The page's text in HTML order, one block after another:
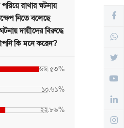
রাখার ঘটনায়
নিতে বলেছে
দায়ীদের বিরুদ্ধে
কি মনে করেন?
৬৬.৫৩%
১০.৬১%
২২.৮৬%